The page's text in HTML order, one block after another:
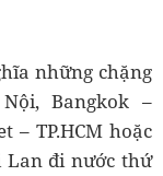
những chặng
Bangkok –
– TP.HCM hoặc
Lan đi nước thứ